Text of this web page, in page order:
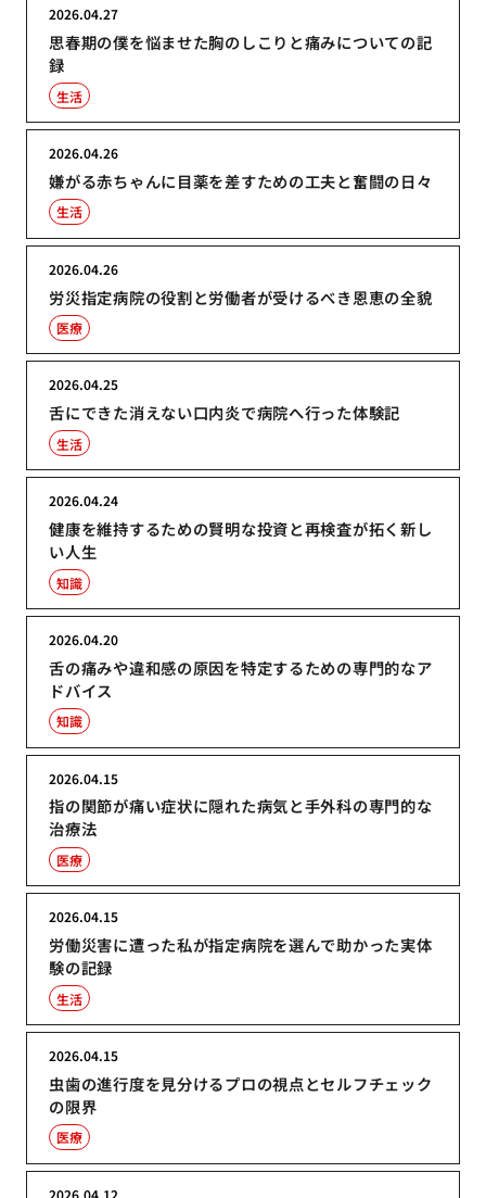
思春期の僕を悩ませた胸のしこりと痛みについての記
録
2026.04.27
生活
嫌がる赤ちゃんに目薬を差すための工夫と奮闘の日々
2026.04.26
生活
労災指定病院の役割と労働者が受けるべき恩恵の全貌
2026.04.26
医療
舌にできた消えない口内炎で病院へ行った体験記
2026.04.25
生活
健康を維持するための賢明な投資と再検査が拓く新し
い人生
2026.04.24
知識
舌の痛みや違和感の原因を特定するための専門的なア
ドバイス
2026.04.20
知識
指の関節が痛い症状に隠れた病気と手外科の専門的な
治療法
2026.04.15
医療
労働災害に遭った私が指定病院を選んで助かった実体
験の記録
2026.04.15
生活
虫歯の進行度を見分けるプロの視点とセルフチェック
の限界
2026.04.15
医療
2026.04.12